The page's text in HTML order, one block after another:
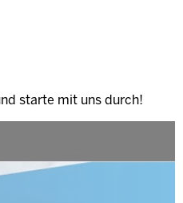
starte mit uns durch!